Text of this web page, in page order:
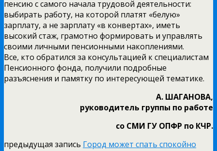
пенсию с самого начала трудовой деятельности:
выбирать работу, на которой платят «белую»
зарплату, а не зарплату «в конвертах», иметь
высокий стаж, грамотно формировать и управлять
своими личными пенсионными накоплениями.
Все, кто обратился за консультацией к специалистам
Пенсионного фонда, получили подробные
разъяснения и памятку по интересующей тематике.
А. ШАГАНОВА,
руководитель группы по работе
со СМИ ГУ ОПФР по КЧР.
предыдущая запись Город может спать спокойно